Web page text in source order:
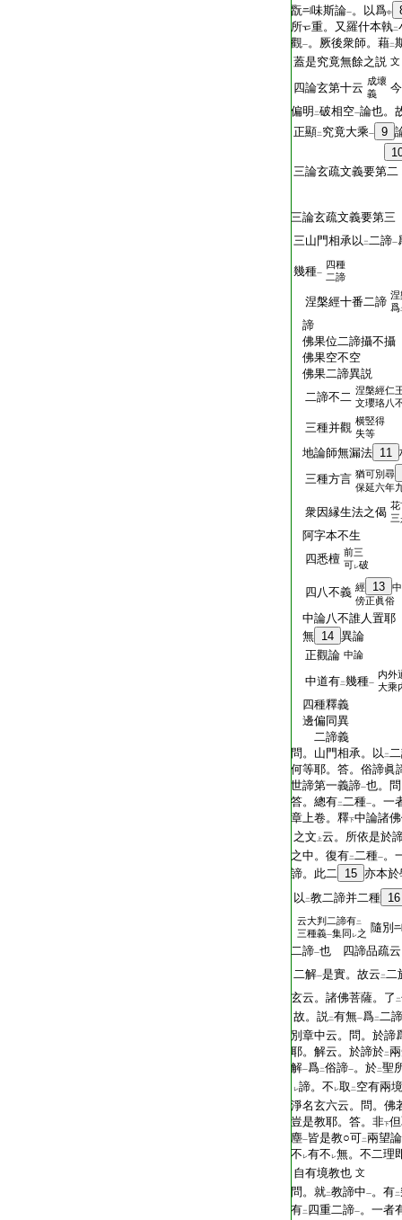
翫
味斯論一。以爲中
所
重。又羅什本執二
觀一。厥後衆師。藉二
蓋是究竟無餘之説 文
四論玄第十云 成壞
義
偏明 二破相空一論也。
正顯二 究竟大乘一 9
三論玄疏文義要第二
三論玄疏文義要第三
三山門相承以 二二諦一
幾種一
四種
二諦
涅槃經十番二諦 涅
爲
諦
佛果位二諦攝不攝
佛果空不空
佛果二諦異説
二諦不二 涅槃經仁
文瓔珞八
三種并觀 横竪得
失等
地論師無漏法 11
三種方言 猶可別尋
保延六年
衆因縁生法之偈 花
阿字本不生
四悉檀 前三
可レ破
四八不義 經 13
傍正眞俗
中論八不誰人置耶
無 14 異論
正觀論 中論
中道有二幾種一
内外
大乘
四種釋義
邊偏同異
二諦義
問。山門相承。以 二
何等耶。答。俗諦眞
世諦第一義諦一也。
答。總有二二種一。一
章上卷。釋下中論諸
之文
上云。所依是於
之中。復有二二種一。
諦。此二 15 亦本於
以 二教二諦并二種 16
云大判二諦有二
三種義一集同 レ之 隨別
二諦一也 四諦品疏云
二解一是實。故云 二二
玄云。諸佛菩薩。了 二
故。説二有無一爲二二
別章中云。問。於諦
耶。解云。於諦於二
解一爲二俗諦一。於二聖
レ諦。不 レ取 二 空有兩境
淨名玄六云。問。佛
豈是教耶。答。非下
塵一皆是教○可二兩望論
不 レ有不 レ無。不二理
自有境教也 文
問。就二教諦中一。有二
有二 四重二諦一。一者